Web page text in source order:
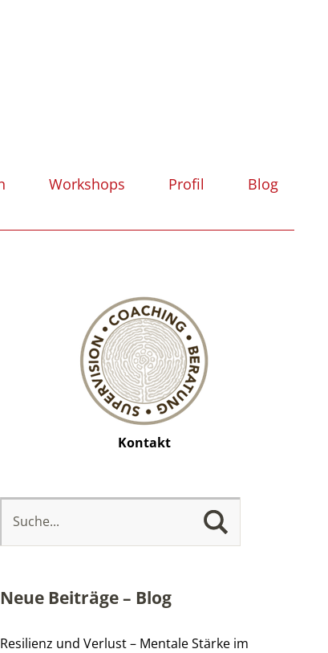
Workshops Profil Blog
Kontakt
Neue Beiträge – Blog
Resilienz und Verlust – Mentale Stärke im